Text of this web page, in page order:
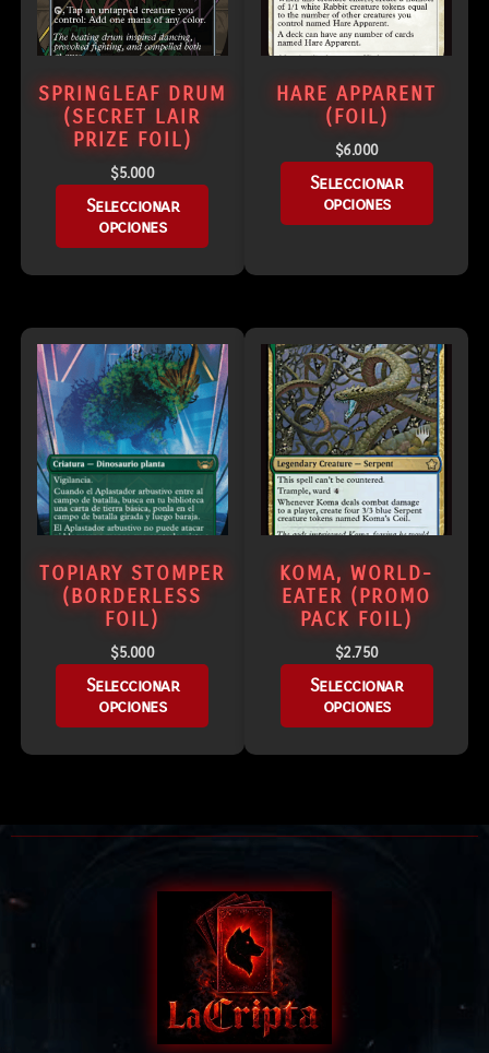
SPRINGLEAF DRUM
(SECRET LAIR
PRIZE FOIL)
$5.000
Seleccionar
opciones
HARE APPARENT
(FOIL)
$6.000
Seleccionar
opciones
TOPIARY STOMPER
(BORDERLESS
FOIL)
$5.000
Seleccionar
opciones
KOMA, WORLD-
EATER (PROMO
PACK FOIL)
$2.750
Seleccionar
opciones